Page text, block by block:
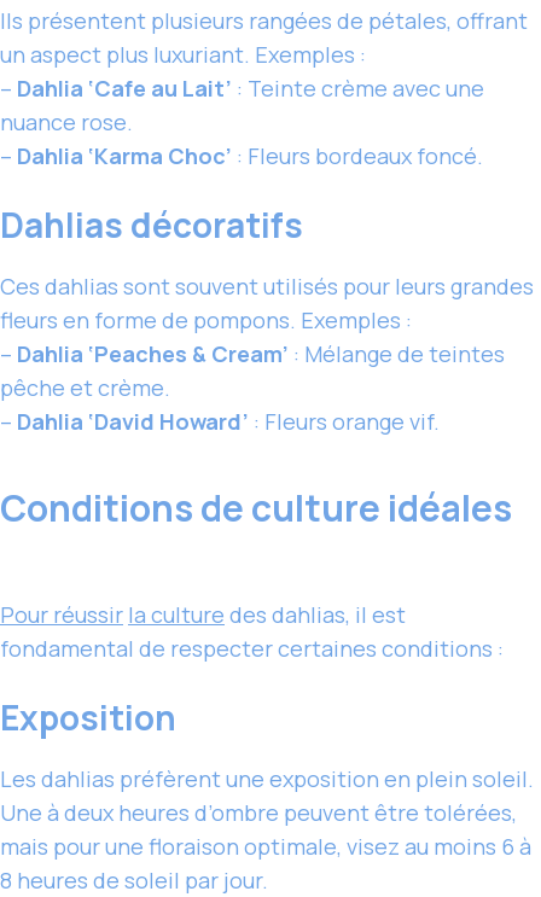
Ils présentent plusieurs rangées de pétales, offrant
un aspect plus luxuriant. Exemples :
– Dahlia ‘Cafe au Lait’ : Teinte crème avec une
nuance rose.
– Dahlia ‘Karma Choc’ : Fleurs bordeaux foncé.
Dahlias décoratifs
Ces dahlias sont souvent utilisés pour leurs grandes
fleurs en forme de pompons. Exemples :
– Dahlia ‘Peaches & Cream’ : Mélange de teintes
pêche et crème.
– Dahlia ‘David Howard’ : Fleurs orange vif.
Conditions de culture idéales
Pour réussir la culture des dahlias, il est
fondamental de respecter certaines conditions :
Exposition
Les dahlias préfèrent une exposition en plein soleil.
Une à deux heures d’ombre peuvent être tolérées,
mais pour une floraison optimale, visez au moins 6 à
8 heures de soleil par jour.